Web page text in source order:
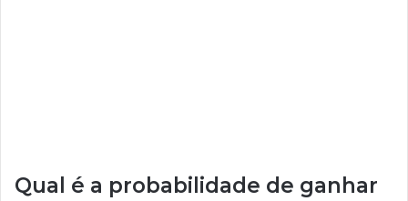
Qual é a probabilidade de ganhar